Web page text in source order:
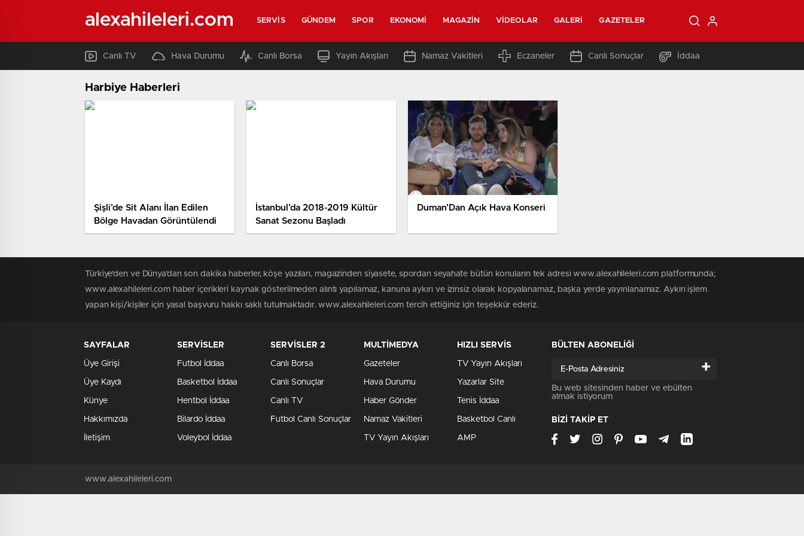
alexahileleri.com SERVIS GÜNDEM SPOR EKONOMI MAGAZIN VIDEOLAR GALERI GAZETELER
Canlı TV Hava Durumu Canlı Borsa Yayın Akışları Namaz Vakitleri Eczaneler Canlı Sonuçlar İddaa
Harbiye Haberleri
Şişli’de Sit Alanı İlan Edilen
Bölge Havadan Görüntülendi
İstanbul’da 2018-2019 Kültür
Sanat Sezonu Başladı
Duman’Dan Açık Hava Konseri
Türkiye'den ve Dünya’dan son dakika haberler, köşe yazıları, magazinden siyasete, spordan seyahate bütün konuların tek adresi www.alexahileleri.com platformunda;
www.alexahileleri.com haber içerikleri kaynak gösterilmeden alıntı yapılamaz, kanuna aykırı ve izinsiz olarak kopyalanamaz, başka yerde yayınlanamaz. Aykırı işlem
yapan kişi/kişiler için yasal başvuru hakkı saklı tutulmaktadır. www.alexahileleri.com tercih ettiğiniz için teşekkür ederiz.
SAYFALAR
Üye Girişi
Üye Kaydı
Künye
Hakkımızda
İletişim
SERVİSLER
Futbol İddaa
Basketbol İddaa
Hentbol İddaa
Bilardo İddaa
Voleybol İddaa
SERVİSLER 2
Canlı Borsa
Canlı Sonuçlar
Canlı TV
Futbol Canlı Sonuçlar
MULTİMEDYA
Gazeteler
Hava Durumu
Haber Gönder
Namaz Vakitleri
TV Yayın Akışları
HIZLI SERVİS
TV Yayın Akışları
Yazarlar Site
Tenis İddaa
Basketbol Canlı
AMP
BÜLTEN ABONELİĞİ
+
Bu web sitesinden haber ve ebülten
almak istiyorum
BİZİ TAKİP ET
www.alexahileleri.com